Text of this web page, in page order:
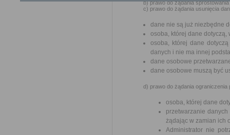
b) prawo do żądania
c) prawo do żądania usunięcia
dane nie są już niezbędne
osoba, której dane dotyczą,
osoba, której dane
danych i nie ma innej
dane osobowe
dane osobowe muszą być
d) prawo do żądania
osoba, której dane
przetwarzanie
żądając w zamian ich
Administrator nie